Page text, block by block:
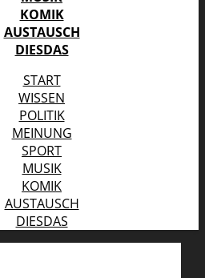
KOMIK
AUSTAUSCH
DIESDAS
START
WISSEN
POLITIK
MEINUNG
SPORT
MUSIK
KOMIK
AUSTAUSCH
DIESDAS